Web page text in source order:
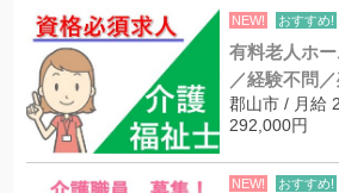
NEW! おすすめ!
有料老人ホ
／経験不問
郡山市 / 月給
292,000円
NEW! おすすめ!